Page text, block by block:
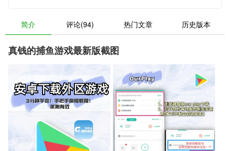
简介 评论(94) 热门文章 历史版本
真钱的捕鱼游戏最新版截图